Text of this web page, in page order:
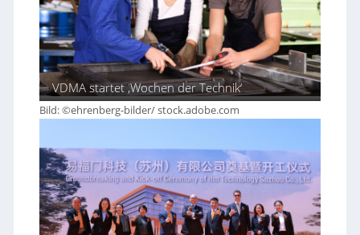
VDMA startet ‚Wochen der Technik‘
Bild: ©ehrenberg-bilder/ stock.adobe.com